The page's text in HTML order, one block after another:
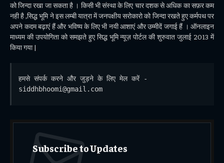
को जिन्दा रखा जा सकता है । किसी भी संस्था के लिए चार दशक से अधिक का सफ़र कम
नही है ,सिद्ध भूमि ने इस लम्बी यात्रा में जनपक्षीय सरोकारो को जिन्दा रखते हुए कर्मपथ पर
अपने कदम बढ़ाएं हैं और भविष्य के लिए भी नयी आशाएं और उम्मीदें जगाई हैं । ऑनलाइन
माध्यम की उपयोगिता को समझते हुए सिद्ध भूमि न्यूज़ पोर्टल की शुरुवात जुलाई 2013 में
किया गया |
हमसे संपर्क करने और जुड़ने के लिए मेल करें -
siddhbhoomi@gmail.com
Subscribe to Updates